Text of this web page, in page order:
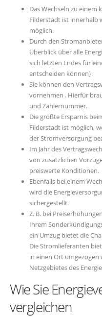
Das Wechseln zu
Filderstadt ist innerhalb
möglich.
Durch den
Überblick über alle
sich letzten Endes für
entscheiden können}.
Sie können den
vornehmen . Hierfür
und Zählernummer.
Die größte Ersparnis
Filderstadt ist möglich,
der Stromversorgung
Im Jahr des
von zusätzlichen
preiswerte Konditionen.
Ebenfalls bei einem
wird die
sichergestellt.
Z. B. bei
Ihrem
ein Umzug bietet die
Die Stromlieferanten
in einen Ort umgezogen
Netzgebietes des
Wie Sie
vergleichen